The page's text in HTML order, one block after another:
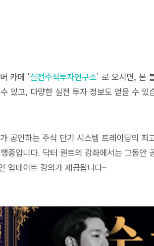
카페 '실전주식투자연구소' 로 오시면, 본
있고, 다양한 실전 투자 정보도 얻을 수 있
공인하는 주식 단기 시스템 트레이딩의 최
중입니다. 닥터 퀀트의 강좌에서는 그동안
업데이트 강의가 제공됩니다~